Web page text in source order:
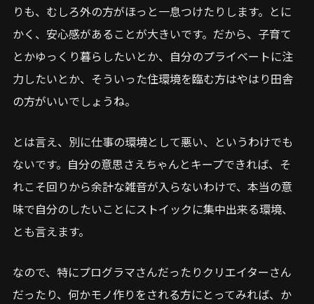
りも、むしろ外の方がほっと一息つけたりします。とに
かく、安心感があることが大きいです。だから、子育て
とかゆっくり暮らしたいとか、自分のプライベートに注
力したいとか、そういった住環境を臨む方はやはり田舎
の方がいいでしょうね。
とは言え、別に仕事の環境として悪い、というわけでも
ないです。自分の意思さえちゃんとキープできれば、そ
れこそ回りから余計な雑音が入らないわけで、本当の意
味で自分のしたいことにストイックに集中出来る環境、
とも言えます。
なので、特にプログラマさんだったりクリエイターさん
だったり、何かモノ作りをされる方にとってみれば、か